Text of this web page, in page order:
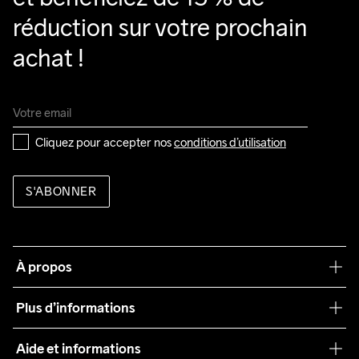
réduction sur votre prochain
achat !
Cliquez pour accepter nos conditions d’utilisation
S'ABONNER
À propos
Plus d’informations
Aide et informations